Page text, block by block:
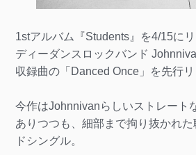
1stアルバム『Students』を4/15に
ディーダンスロックバンド
収録曲の「Danced Once」を先行リ
今作はJohnnivanらしいストレート
ありつつも、細部まで拘り抜かれ
ドシングル。